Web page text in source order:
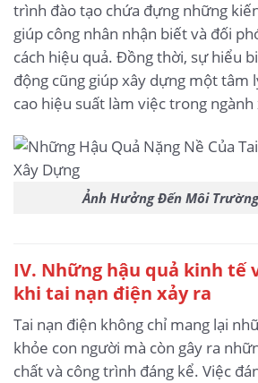
trình đào tạo chứa đựng những
giúp công nhân nhận biết và đối
cách hiệu quả. Đồng thời, sự hiểu
động cũng giúp xây dựng một tâm
cao hiệu suất làm việc trong
Ảnh Hưởng Đến Môi
IV. Những hậu quả kinh tế
khi tai nạn điện xảy ra
Tai nạn điện không chỉ mang lại
khỏe con người mà còn gây ra
chất và công trình đáng kể. Việc